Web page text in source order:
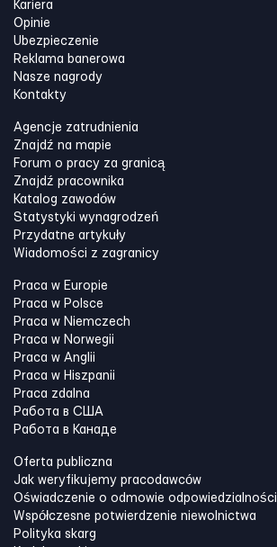
Kariera
Opinie
Ubezpieczenie
Reklama banerowa
Nasze nagrody
Kontakty
Agencje zatrudnienia
Znajdź na mapie
Forum o pracy za granicą
Znajdź pracownika
Katalog zawodów
Statystyki wynagrodzeń
Przydatne artykuły
Wiadomości z zagranicy
Praca w Europie
Praca w Polsce
Praca w Niemczech
Praca w Norwegii
Praca w Anglii
Praca w Hiszpanii
Praca zdalna
Работа в США
Работа в Канадe
Oferta publiczna
Jak weryfikujemy pracodawców
Oświadczenie o odmowie odpowiedzialności
Współczesne potwierdzenie niewolnictwa
Polityka skarg